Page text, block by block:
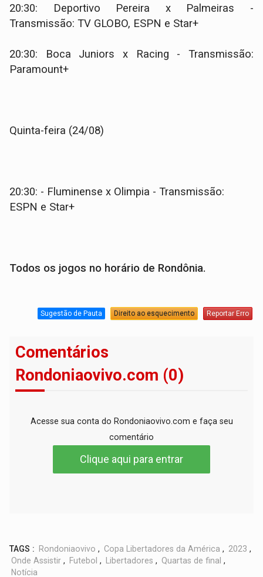
20:30: Deportivo Pereira x Palmeiras -
Transmissão: TV GLOBO, ESPN e Star+
20:30: Boca Juniors x Racing - Transmissão:
Paramount+
Quinta-feira (24/08)
20:30: - Fluminense x Olimpia - Transmissão:
ESPN e Star+
Todos os jogos no horário de Rondônia.
Sugestão de Pauta Direito ao esquecimento Reportar Erro
Comentários
Rondoniaovivo.com (0)
Acesse sua conta do Rondoniaovivo.com e faça seu
comentário
Clique aqui para entrar
TAGS : Rondoniaovivo , Copa Libertadores da América , 2023 ,
Onde Assistir , Futebol , Libertadores , Quartas de final ,
Notícia